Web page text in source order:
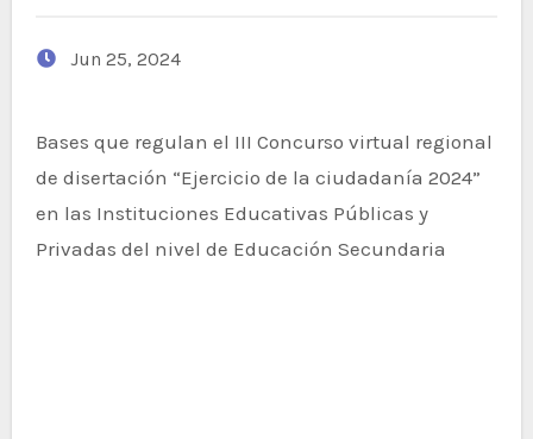
Jun 25, 2024
Bases que regulan el III Concurso virtual regional
de disertación “Ejercicio de la ciudadanía 2024”
en las Instituciones Educativas Públicas y
Privadas del nivel de Educación Secundaria